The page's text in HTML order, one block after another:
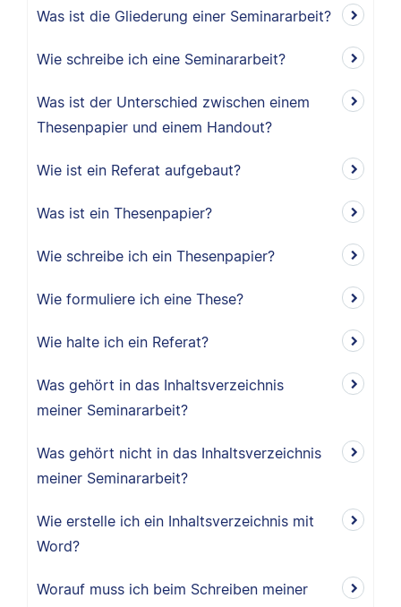
Was ist die Gliederung einer Seminararbeit?
Wie schreibe ich eine Seminararbeit?
Was ist der Unterschied zwischen einem
Thesenpapier und einem Handout?
Wie ist ein Referat aufgebaut?
Was ist ein Thesenpapier?
Wie schreibe ich ein Thesenpapier?
Wie formuliere ich eine These?
Wie halte ich ein Referat?
Was gehört in das Inhaltsverzeichnis
meiner Seminararbeit?
Was gehört nicht in das Inhaltsverzeichnis
meiner Seminararbeit?
Wie erstelle ich ein Inhaltsverzeichnis mit
Word?
Worauf muss ich beim Schreiben meiner